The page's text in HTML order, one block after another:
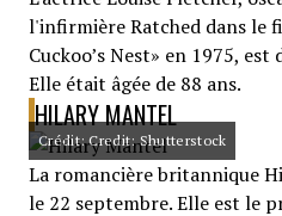
l'infirmière Ratched dans le
Cuckoo’s Nest» en 1975,
Elle était âgée de 88 ans.
HILARY MANTEL
Crédit: Credit: Shutterstock
La romancière britannique
le 22 septembre. Elle est le